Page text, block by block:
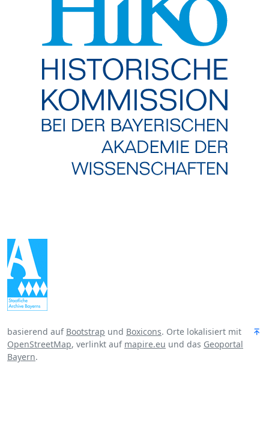
basierend auf Bootstrap und Boxicons. Orte lokalisiert mit
OpenStreetMap, verlinkt auf mapire.eu und das Geoportal
Bayern.